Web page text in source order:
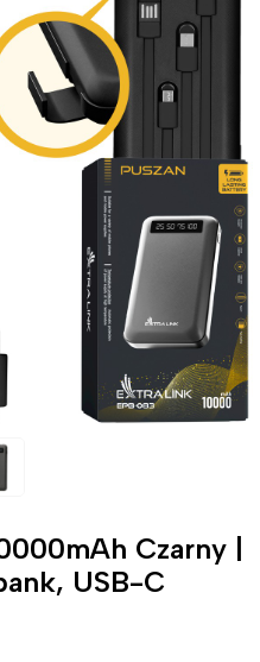
Czarny |
USB-C